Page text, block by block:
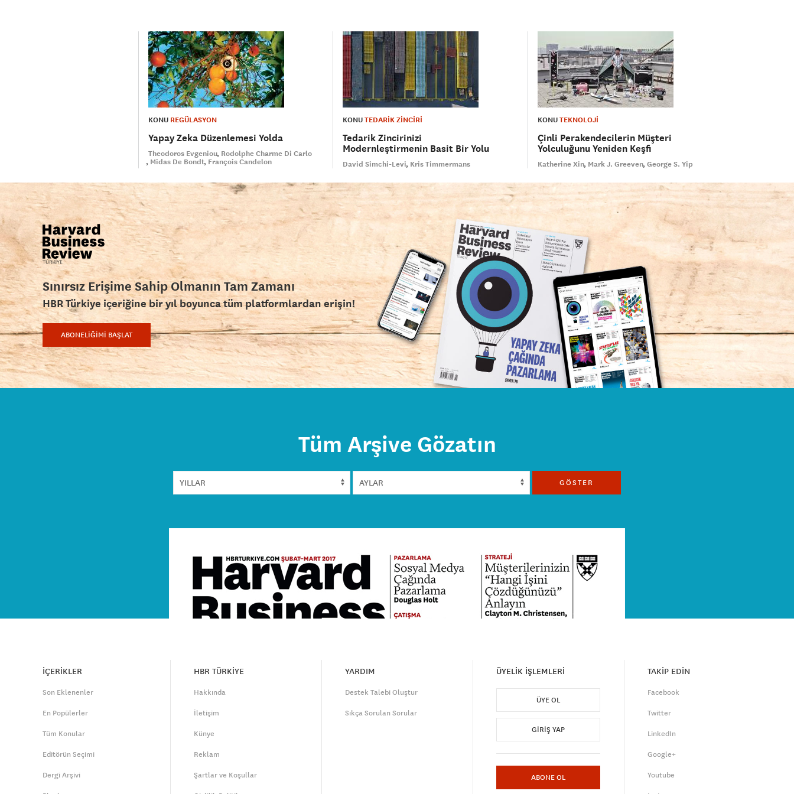
KONU REGÜLASYON
Yapay Zeka Düzenlemesi Yolda
Theodoros Evgeniou Rodolphe Charme Di Carlo
Midas De Bondt François Candelon
KONUTEDARİK ZİNCİRİ
Tedarik Zincirinizi
Modernleştirmenin Basit Bir Yolu
David Simchi-Levi Kris Timmermans
KONUTEKNOLOJİ
Çinli Perakendecilerin Müşteri
Yolculuğunu Yeniden Keşfi
Katherine Xin Mark J. Greeven George S. Yip
Sınırsız Erişime Sahip Olmanın Tam Zamanı
HBR Türkiye içeriğine bir yıl boyunca tüm platformlardan erişin!
ABONELİĞİMİ BAŞLAT
Tüm Arşive Gözatın
GÖSTER
İÇERİKLER
Son Eklenenler
En Popülerler
Tüm Konular
Editörün Seçimi
Dergi Arşivi
HBR TÜRKİYE
Hakkında
İletişim
Künye
Reklam
Şartlar ve Koşullar
YARDIM
Destek Talebi Oluştur
Sıkça Sorulan Sorular
ÜYELİK İŞLEMLERİ
ÜYE OL
GIRIŞ YAP
ABONE OL
TAKİP EDİN
Facebook
Twitter
LinkedIn
Google+
Youtube